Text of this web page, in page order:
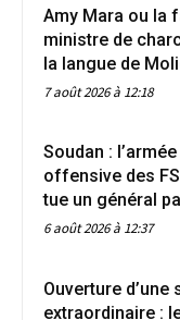
Amy Mara ou la
ministre de
la langue de
7 août 2026 à 12:18
Soudan :
offensive des
tue un général
6 août 2026 à 12:37
Ouverture d’une
extraordinaire :